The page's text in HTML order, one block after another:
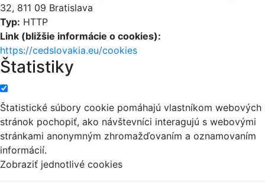
32, 811 09 Bratislava
Typ: HTTP
Link (bližšie informácie o cookies):
https://cedslovakia.eu/cookies
Štatistiky
Štatistické súbory cookie pomáhajú vlastníkom webových
stránok pochopiť, ako návštevníci interagujú s webovými
stránkami anonymným zhromažďovaním a oznamovaním
informácií.
Zobraziť jednotlivé cookies